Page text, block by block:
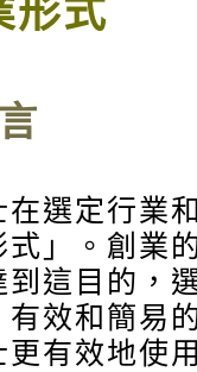
式
在選定行業
式」。創業
到這目的，
有效和簡易
更有效地使